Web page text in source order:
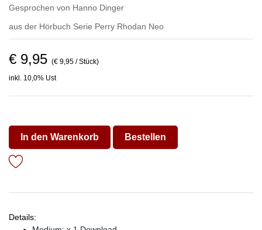
Gesprochen von Hanno Dinger
aus der Hörbuch Serie Perry Rhodan Neo
€ 9,95 (€ 9,95 / Stück)
inkl. 10,0% Ust
In den Warenkorb Bestellen
Details: